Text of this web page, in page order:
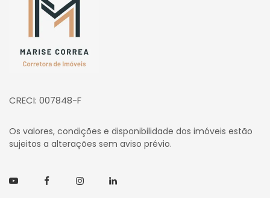
CRECI: 007848-F
Os valores, condições e disponibilidade dos imóveis estão
sujeitos a alterações sem aviso prévio.
YoutubeFacebookInstagramLinkedin